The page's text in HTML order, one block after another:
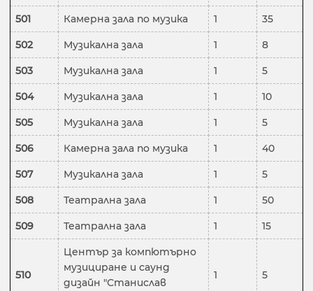
501 Камерна зала по музика 1 35
502 Музикална зала 1 8
503 Музикална зала 1 5
504 Музикална зала 1 10
505 Музикална зала 1 5
506 Камерна зала по музика 1 40
507 Музикална зала 1 5
508 Театрална зала 1 50
509 Театрална зала 1 15
510
Център за компютърно
музициране и саунд
дизайн "Станислав
1 5